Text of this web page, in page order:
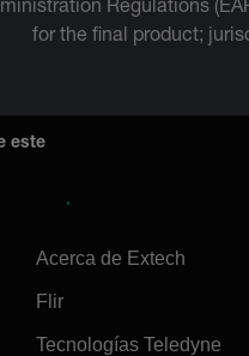
Regulations
for the final product;
este
Acerca de Extech
Flir
Tecnologías Teledyne